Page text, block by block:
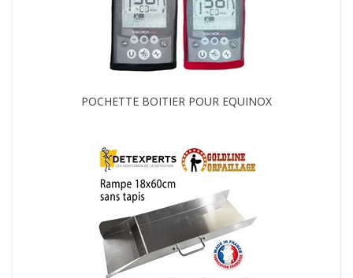
POCHETTE BOITIER POUR EQUINOX